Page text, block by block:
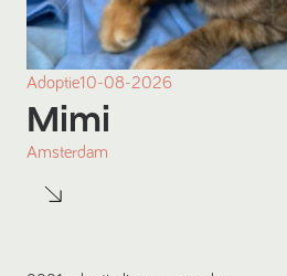
Adoptie10-08-2026
Mimi
Amsterdam